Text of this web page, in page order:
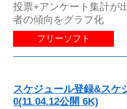
投票+アンケート集計が
者の傾向をグラフ化
フリーソフト
スケジュール登録&スケ
0(11.04.12公開 6K)